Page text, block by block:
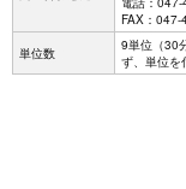
FAX：
単位数
9単位（30
ず、単位を